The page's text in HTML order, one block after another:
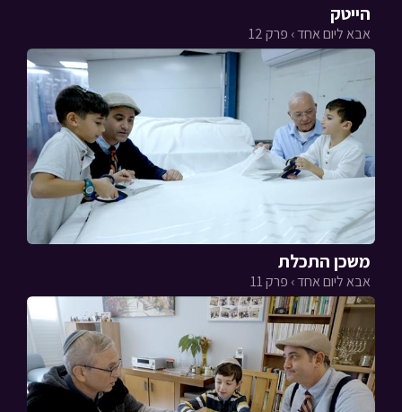
הייטק
אבא ליום אחד › פרק 12
משכן התכלת
אבא ליום אחד › פרק 11